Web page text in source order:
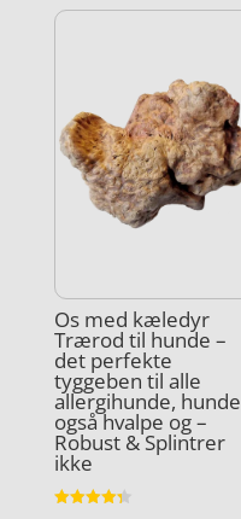
Os med kæledyr
Trærod til hunde –
det perfekte
tyggeben til alle
allergihunde, hunde
også hvalpe og –
Robust & Splintrer
ikke